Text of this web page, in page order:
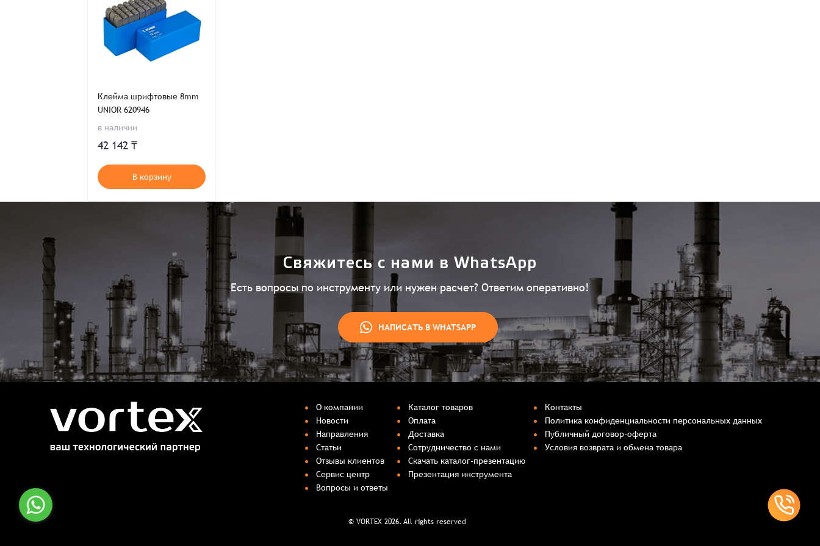
Клейма шрифтовые 8mm
UNIOR 620946
в наличии
42 142 ₸
В корзину
Свяжитесь с нами в WhatsApp
Есть вопросы по инструменту или нужен расчет? Ответим оперативно!
НАПИСАТЬ В WHATSAPP
О компании
Новости
Направления
Статьи
Отзывы клиентов
Сервис центр
Вопросы и ответы
Каталог товаров
Оплата
Доставка
Сотрудничество с нами
Скачать каталог-презентацию
Презентация инструмента
Контакты
Политика конфиденциальности персональных данных
Публичный договор-оферта
Условия возврата и обмена товара
© VORTEX 2026. All rights reserved